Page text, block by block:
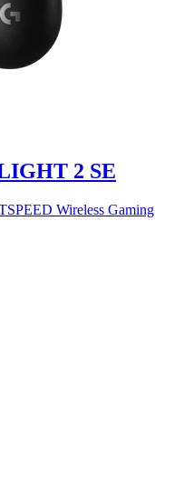
2 SE
Wireless Gaming